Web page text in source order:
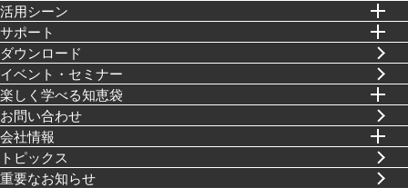
活⽤シーン
イベント・セミナー
楽しく学べる知恵袋
サポート
お問い合わせ
ダウンロード
会社情報
トピックス
重要なお知らせ